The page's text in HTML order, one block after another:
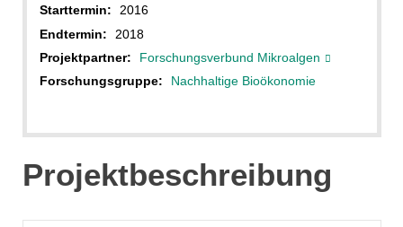
Starttermin:
2016
Endtermin:
2018
Projektpartner:
Forschungsverbund Mikroalgen
Forschungsgruppe:
Nachhaltige Bioökonomie
Projektbeschreibung